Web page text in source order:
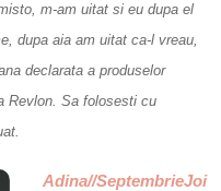
m-am uitat si eu dupa el
dupa aia am uitat ca-l vreau,
declarata a produselor
Revlon. Sa folosesti cu
Adina//SeptembrieJoi